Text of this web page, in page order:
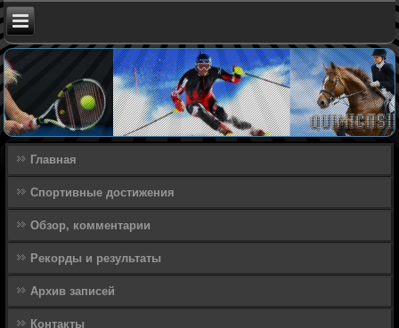
Главная
Спортивные достижения
Обзор, комментарии
Рекорды и результаты
Архив записей
Контакты